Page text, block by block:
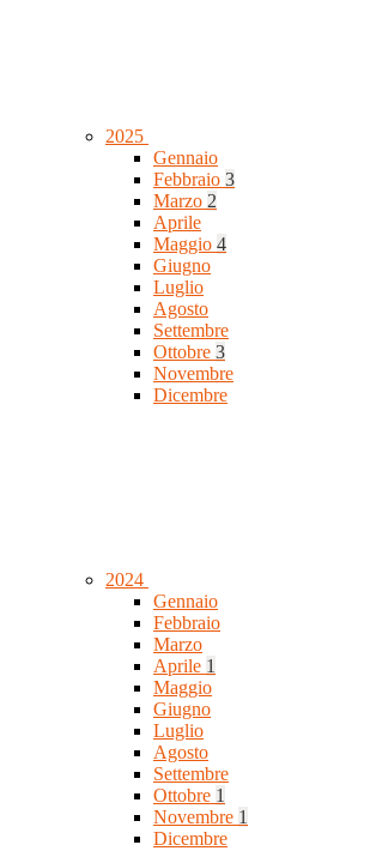
2025
Gennaio
Febbraio 3
Marzo 2
Aprile
Maggio 4
Giugno
Luglio
Agosto
Settembre
Ottobre 3
Novembre
Dicembre
2024
Gennaio
Febbraio
Marzo
Aprile 1
Maggio
Giugno
Luglio
Agosto
Settembre
Ottobre 1
Novembre 1
Dicembre